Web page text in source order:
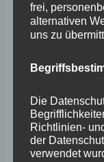
Juli 2025
Juni 2025
Mai 2025
März 2025
Februar 2025
frei,
alternativen
uns zu
Die
Richtlinien-
der
verwendet